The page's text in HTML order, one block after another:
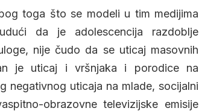
toga što se modeli u tim medijima
da je adolescencija razdoblje
nije čudo da se uticaj masovnih
je uticaj i vršnjaka i porodice na
negativnog uticaja na mlade, socijalni
obrazovne televizijske emisije